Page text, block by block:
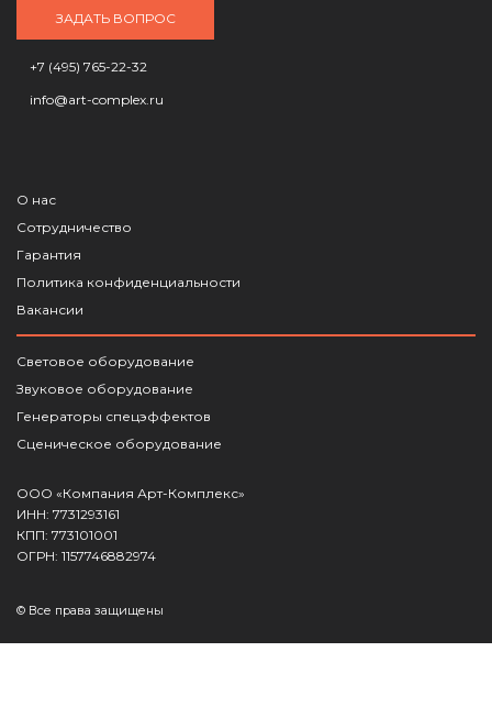
ЗАДАТЬ ВОПРОС
+7 (495) 765-22-32
info@art-complex.ru
О нас
Сотрудничество
Гарантия
Политика конфиденциальности
Вакансии
Световое оборудование
Звуковое оборудование
Генераторы спецэффектов
Сценическое оборудование
ООО «Компания Арт-Комплекс»
ИНН: 7731293161
КПП: 773101001
ОГРН: 1157746882974
© Все права защищены